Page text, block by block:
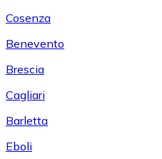
Cosenza
Benevento
Brescia
Cagliari
Barletta
Eboli